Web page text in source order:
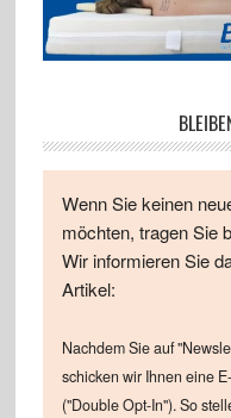
Wenn Sie keinen
möchten, tragen Sie
Wir informieren Sie
Artikel:
Nachdem Sie auf
schicken wir Ihnen eine
("Double Opt-In"). So